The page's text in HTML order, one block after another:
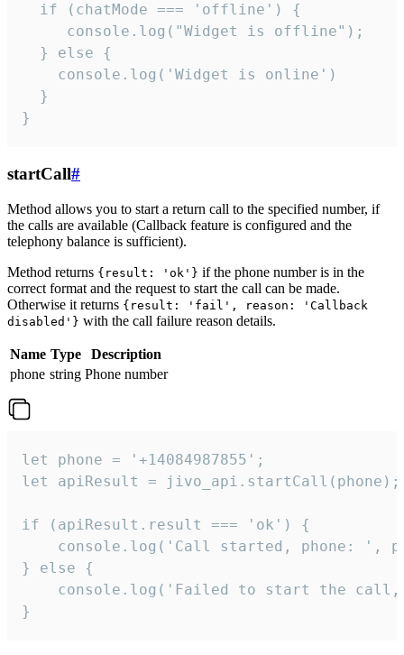
  if (chatMode === 'offline') {
     console.log("Widget is offline");
  } else {
    console.log('Widget is online')
  }
}
startCall#
Method allows you to start a return call to the specified number, if
the calls are available (Callback feature is configured and the
telephony balance is sufficient).
Method returns {result: 'ok'} if the phone number is in the
correct format and the request to start the call can be made.
Otherwise it returns {result: 'fail', reason: 'Callback
disabled'} with the call failure reason details.
Name Type
Description
phone string Phone number
let phone = '+14084987855';
let apiResult = jivo_api.startCall(phone);
if (apiResult.result === 'ok') {
console.log('Call started, phone: ',
} else {
console.log('Failed to start the
}